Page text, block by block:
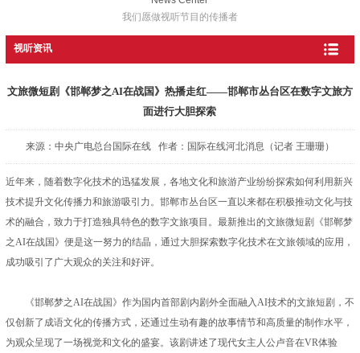
我们愿做视听节目的传播者
视听资讯
文旅微短剧《邯郸梦之AI在战国》热播走红——邯郸市丛台区在数字文旅方
面进行大胆探索
来源：中央广电总台国际在线 作者：国际在线河北消息（记者 王珊珊）
近年来，随着数字化技术的迅猛发展，各地文化和旅游产业纷纷探索如何利用新兴
技术提升文化传播力和旅游吸引力。邯郸市丛台区一直以来都在积极推动文化与技
术的融合，致力于打造独具特色的数字文旅项目。最新推出的文旅微短剧《邯郸梦
之AI在战国》便是这一努力的结晶，通过大胆探索数字化技术在文旅领域的应用，
成功吸引了广大观众的关注和好评。
《邯郸梦之AI在战国》作为国内首部剧内剧外全面融入AI技术的文旅短剧，不
仅创新了成语文化的传播方式，还通过生动有趣的故事情节和高质量的制作水平，
为观众呈现了一场视觉和文化的盛宴。该剧讲述了现代女主人公卢音在VR体验